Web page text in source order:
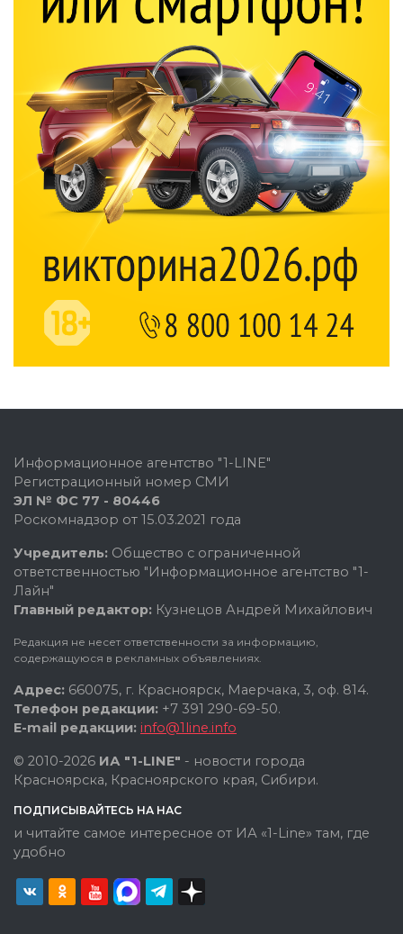
Информационное агентство "1-LINE"
Регистрационный номер СМИ
ЭЛ № ФС 77 - 80446
Роскомнадзор от 15.03.2021 года
Учредитель: Общество с ограниченной
ответственностью "Информационное агентство "1-
Лайн"
Главный редактор: Кузнецов Андрей Михайлович
Редакция не несет ответственности за информацию,
содержащуюся в рекламных объявлениях.
Адрес: 660075, г. Красноярск, Маерчака, 3, оф. 814.
Телефон редакции: +7 391 290-69-50.
E-mail редакции: info@1line.info
© 2010-2026 ИА "1-LINE" - новости города
Красноярска, Красноярского края, Сибири.
ПОДПИСЫВАЙТЕСЬ НА НАС
и читайте самое интересное от ИА «1-Line» там, где
удобно